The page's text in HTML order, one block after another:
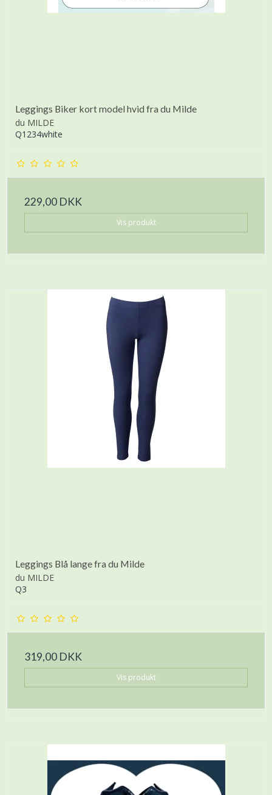
Leggings Biker kort model hvid fra du Milde
du MILDE
Q1234white
229,00 DKK
Vis produkt
Leggings Blå lange fra du Milde
du MILDE
Q3
319,00 DKK
Vis produkt